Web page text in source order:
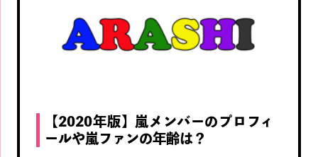
【2020年版】嵐メンバーのプロフィ
ールや嵐ファンの年齢は？